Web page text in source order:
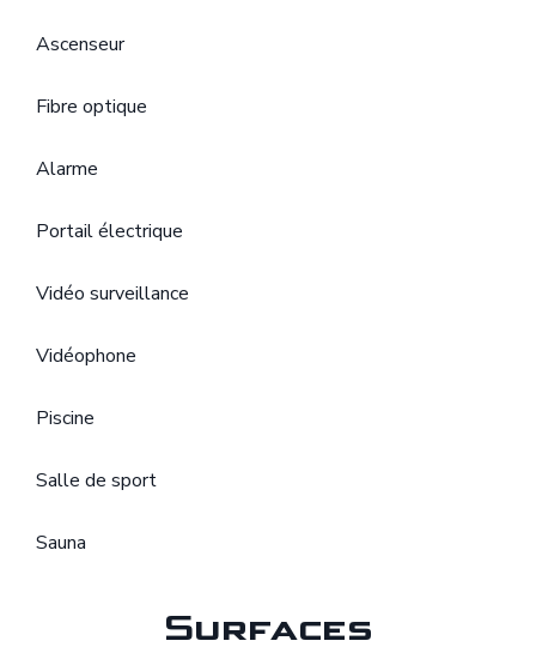
Ascenseur
Fibre optique
Alarme
Portail électrique
Vidéo surveillance
Vidéophone
Piscine
Salle de sport
Sauna
Surfaces